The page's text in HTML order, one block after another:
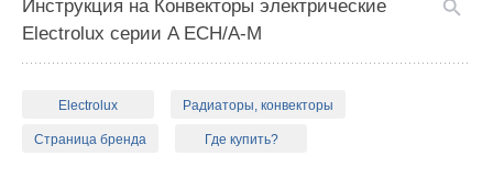
Инструкция на Конвекторы электрические
Electrolux серии A ECH/A-M
Electrolux Радиаторы, конвекторы
Страница бренда Где купить?